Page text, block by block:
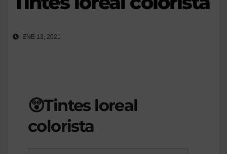
ENE 13, 2021
😲Tintes loreal
colorista